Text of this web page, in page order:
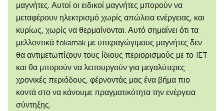
μαγνήτες. Αυτοί οι ειδικοί μαγνήτες μπορούν να
μεταφέρουν ηλεκτρισμό χωρίς απώλεια ενέργειας, και
κυρίως, χωρίς να θερμαίνονται. Αυτό σημαίνει ότι τα
μελλοντικά tokamak με υπεραγώγιμους μαγνήτες δεν
θα αντιμετωπίζουν τους ίδιους περιορισμούς με το JET
και θα μπορούν να λειτουργούν για μεγαλύτερες
χρονικές περιόδους, φέρνοντάς μας ένα βήμα πιο
κοντά στο να κάνουμε πραγματικότητα την ενέργεια
σύντηξης.